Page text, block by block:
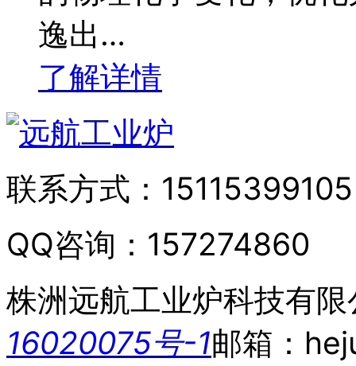
逸出…
了解详情
联系方式：
QQ咨询： 157274860
株洲远航工业炉科技有限
16020075号-1邮箱：